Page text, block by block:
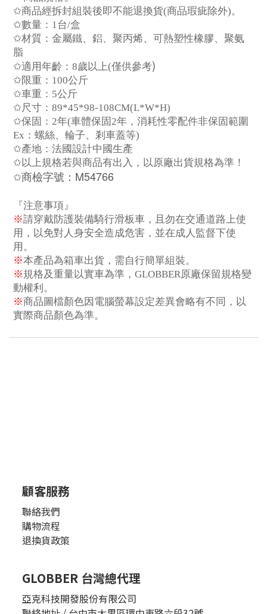
✩商品經拆封組裝後即不能退換貨(商品瑕疵除外)。
✩數量： 1台/盒
✩材質：金屬鐵、 鋁、聚丙烯、可熱塑性橡膠、聚氨
脂
✩適用年齡： 8歲以上(僅供參考)
✩限重： 100公斤
✩車重： 5公斤
✩尺寸： 89*45*98-108CM(L*W*H)
✩保固： 2年(車體保固 2年，消耗性零配件非保固範圍
Ex ：螺絲、輪子、 剎 車蓋等)
✩產地：法國設計中國生產
✩以上規格若與商品有出入，以原廠出貨規格為準！
✩商檢字號 ： M54766
『注意事項』
※請穿戴防護裝備騎行滑板車，且勿在交通道路上使
用，以免對人身安全造成危害，並在成人監督下使
用。
※本產品為箱車出貨，需自行簡單組裝。
※規格及重量以實車為準， GLOBBER原廠保留規格變
動權利。
※商品圖檔顏色因電腦螢幕設定差異會略有不同，以
實際商品顏色為準。
顧客服務
聯絡我們
購物流程
退換貨政策
GLOBBER 台灣總代理
亞克科技開發股份有限公司